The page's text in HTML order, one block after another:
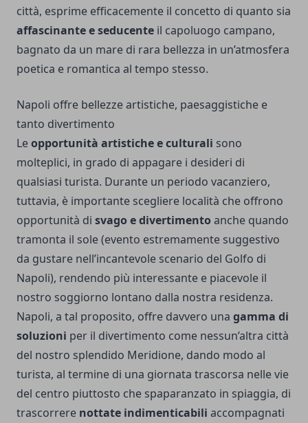
città, esprime efficacemente il concetto di quanto sia
affascinante e seducente il capoluogo campano,
bagnato da un mare di rara bellezza in un’atmosfera
poetica e romantica al tempo stesso.
Napoli offre bellezze artistiche, paesaggistiche e
tanto divertimento
Leopportunità artistiche e culturali sono
molteplici, in grado di appagare i desideri di
qualsiasi turista. Durante un periodo vacanziero,
tuttavia, è importante scegliere località che offrono
opportunità di svago e divertimento anche quando
tramonta il sole (evento estremamente suggestivo
da gustare nell’incantevole scenario del Golfo di
Napoli), rendendo più interessante e piacevole il
nostro soggiorno lontano dalla nostra residenza.
Napoli, a tal proposito, offre davvero una gamma di
soluzioni per il divertimento come nessun’altra città
del nostro splendido Meridione, dando modo al
turista, al termine di una giornata trascorsa nelle vie
del centro piuttosto che spaparanzato in spiaggia, di
trascorrere nottate indimenticabili accompagnati